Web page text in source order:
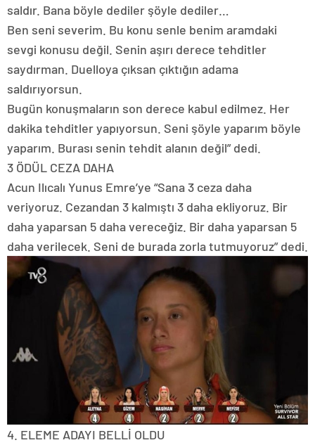
saldır. Bana böyle dediler şöyle dediler…
Ben seni severim. Bu konu senle benim aramdaki
sevgi konusu değil. Senin aşırı derece tehditler
saydırman. Duelloya çıksan çıktığın adama
saldırıyorsun.
Bugün konuşmaların son derece kabul edilmez. Her
dakika tehditler yapıyorsun. Seni şöyle yaparım böyle
yaparım. Burası senin tehdit alanın değil” dedi.
3 ÖDÜL CEZA DAHA
Acun Ilıcalı Yunus Emre’ye “Sana 3 ceza daha
veriyoruz. Cezandan 3 kalmıştı 3 daha ekliyoruz. Bir
daha yaparsan 5 daha vereceğiz. Bir daha yaparsan 5
daha verilecek. Seni de burada zorla tutmuyoruz” dedi.
4. ELEME ADAYI BELLİ OLDU